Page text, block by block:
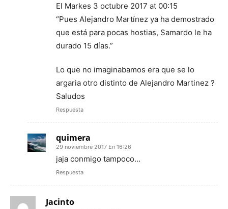
El Markes 3 octubre 2017 at 00:15
“Pues Alejandro Martínez ya ha demostrado
que está para pocas hostias, Samardo le ha
durado 15 días.”
Lo que no imaginabamos era que se lo
argaria otro distinto de Alejandro Martinez ?
Saludos
Respuesta
quimera
29 noviembre 2017 En 16:26
jaja conmigo tampoco…
Respuesta
Jacinto